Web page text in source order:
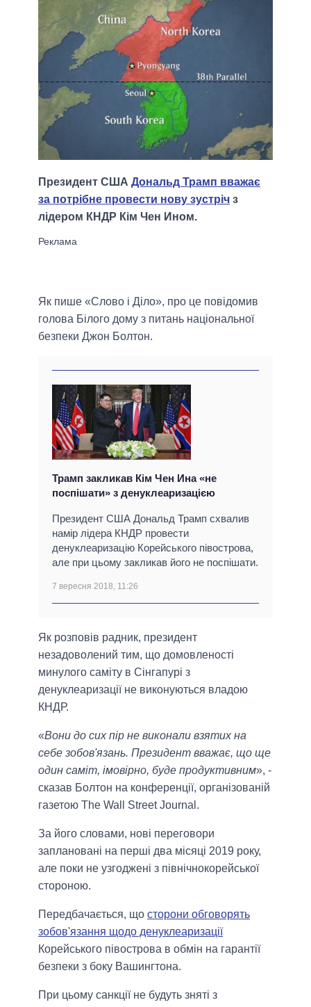
Президент США Дональд Трамп вважає
за потрібне провести нову зустріч з
лідером КНДР Кім Чен Ином.
Як пише «Слово і Діло», про це повідомив
голова Білого дому з питань національної
безпеки Джон Болтон.
Трамп закликав Кім Чен Ина «не
поспішати» з денуклеаризацією
Президент США Дональд Трамп схвалив
намір лідера КНДР провести
денуклеаризацію Корейського півострова,
але при цьому закликав його не поспішати.
7 вересня 2018, 11:26
Як розповів радник, президент
незадоволений тим, що домовленості
минулого саміту в Сінгапурі з
денуклеаризації не виконуються владою
КНДР.
«Вони до сих пір не виконали взятих на
себе зобов'язань. Президент вважає, що ще
один саміт, імовірно, буде продуктивним», -
сказав Болтон на конференції, організованій
газетою The Wall Street Journal.
За його словами, нові переговори
заплановані на перші два місяці 2019 року,
але поки не узгоджені з північнокорейської
стороною.
Передбачається, що сторони обговорять
зобов'язання щодо денуклеаризації
Корейського півострова в обмін на гарантії
безпеки з боку Вашингтона.
При цьому санкції не будуть зняті з